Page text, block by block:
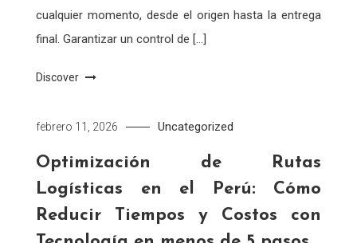
cualquier momento, desde el origen hasta la entrega
final. Garantizar un control de […]
Discover
febrero 11, 2026 Uncategorized
Optimización de Rutas
Logísticas en el Perú: Cómo
Reducir Tiempos y Costos con